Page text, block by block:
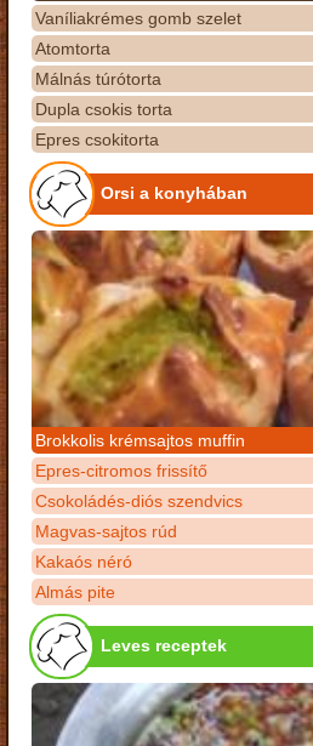
Vaníliakrémes gomb szelet
Atomtorta
Málnás túrótorta
Dupla csokis torta
Epres csokitorta
Orsi a konyhában
Brokkolis krémsajtos muffin
Epres-citromos frissítő
Csokoládés-diós szendvics
Magvas-sajtos rúd
Kakaós néró
Almás pite
Leves receptek